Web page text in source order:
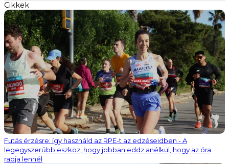
Cikkek
Futás érzésre: így használd az RPE-t az edzéseidben - A
legegyszerűbb eszköz, hogy jobban eddz anélkül, hogy az óra
rabja lennél